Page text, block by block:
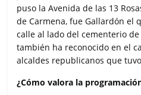
puso la Avenida de las 13
de Carmena, fue Gallardón el
calle al lado del cementerio de
también ha reconocido en el
alcaldes republicanos que
¿Cómo valora la